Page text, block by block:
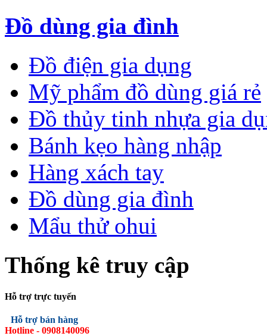
Đồ dùng gia đình
Đồ điện gia dụng
Mỹ phẩm đồ dùng giá rẻ
Đồ thủy tinh nhựa gia
Bánh kẹo hàng nhập
Hàng xách tay
Đồ dùng gia đình
Mẩu thử ohui
Thống kê truy cập
Hỗ trợ trực tuyến
Hỗ trợ bán hàng
Hotline - 0908140096